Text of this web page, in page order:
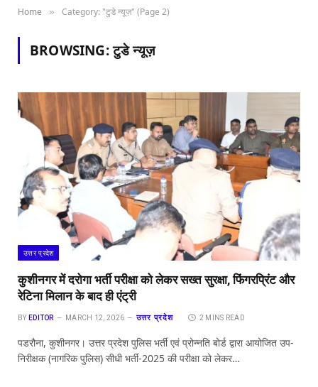
Home » Category: "टुडे न्यूज़" (Page 2)
BROWSING:टुडे न्यूज़
उत्तर प्रदेश
कुशीनगर में दरोगा भर्ती परीक्षा को लेकर सख्त सुरक्षा, फिंगरप्रिंट और
रेटिना मिलान के बाद ही एंट्री
BY EDITOR MARCH 12, 2026 उत्तर प्रदेश 2 MINS READ
पडरौना, कुशीनगर। उत्तर प्रदेश पुलिस भर्ती एवं प्रोन्नति बोर्ड द्वारा आयोजित उप-
निरीक्षक (नागरिक पुलिस) सीधी भर्ती-2025 की परीक्षा को लेकर…